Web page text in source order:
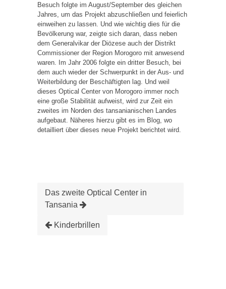
Besuch folgte im August/September des gleichen
Jahres, um das Projekt abzuschließen und feierlich
einweihen zu lassen. Und wie wichtig dies für die
Bevölkerung war, zeigte sich daran, dass neben
dem Generalvikar der Diözese auch der Distrikt
Commissioner der Region Morogoro mit anwesend
waren. Im Jahr 2006 folgte ein dritter Besuch, bei
dem auch wieder der Schwerpunkt in der Aus- und
Weiterbildung der Beschäftigten lag. Und weil
dieses Optical Center von Morogoro immer noch
eine große Stabilität aufweist, wird zur Zeit ein
zweites im Norden des tansanianischen Landes
aufgebaut. Näheres hierzu gibt es im Blog, wo
detailliert über dieses neue Projekt berichtet wird.
Das zweite Optical Center in
Tansania
Kinderbrillen